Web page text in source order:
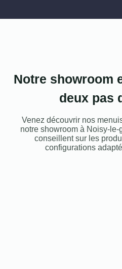
Notre showroom
deux pas
Venez découvrir nos
notre showroom à Noisy-
conseillent sur les
configurations